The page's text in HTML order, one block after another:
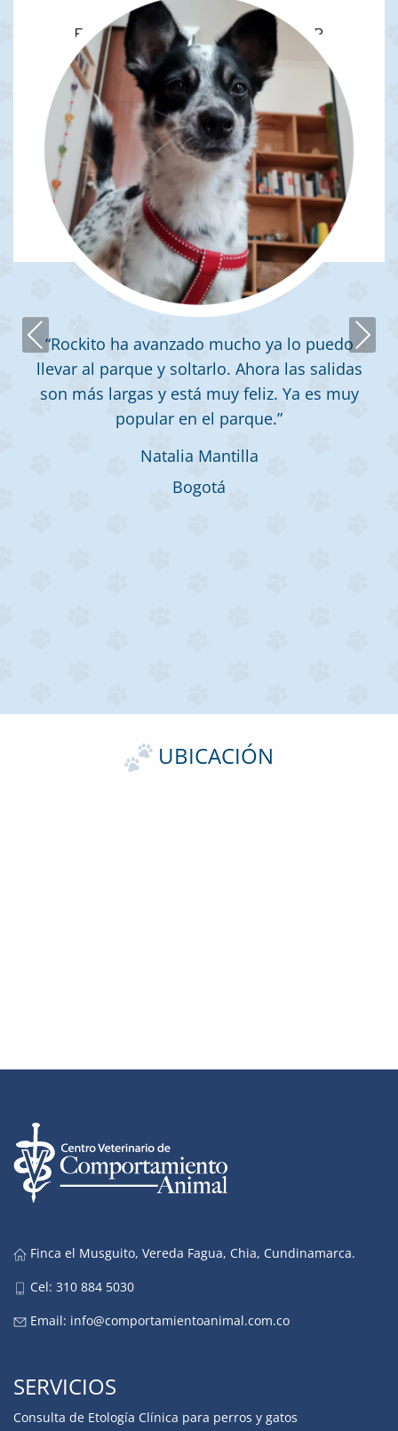
“Rockito ha avanzado mucho ya lo puedo
llevar al parque y soltarlo. Ahora las salidas
son más largas y está muy feliz. Ya es muy
popular en el parque.”
Natalia Mantilla
Bogotá
Previous Next
UBICACIÓN
Finca el Musguito, Vereda Fagua, Chia, Cundinamarca.
Cel: 310 884 5030
Email: info@comportamientoanimal.com.co
SERVICIOS
Consulta de Etología Clínica para perros y gatos